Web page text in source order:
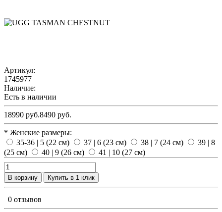
Артикул:
1745977
Наличие:
Есть в наличии
18990 руб.8490 руб.
* Женские размеры:
35-36 | 5 (22 см)
37 | 6 (23 см) 38 | 7 (24 см)
39 | 8
(25 см)
40 | 9 (26 см) 41 | 10 (27 см)
В корзину Купить в 1 клик
0 отзывов